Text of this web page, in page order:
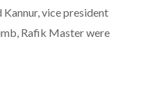
vice president
Rafik Master were